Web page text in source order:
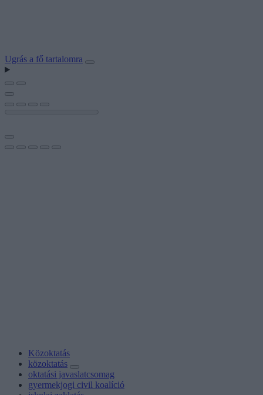
Ugrás a fő tartalomra
Közoktatás
közoktatás
oktatási javaslatcsomag
gyermekjogi civil koalíció